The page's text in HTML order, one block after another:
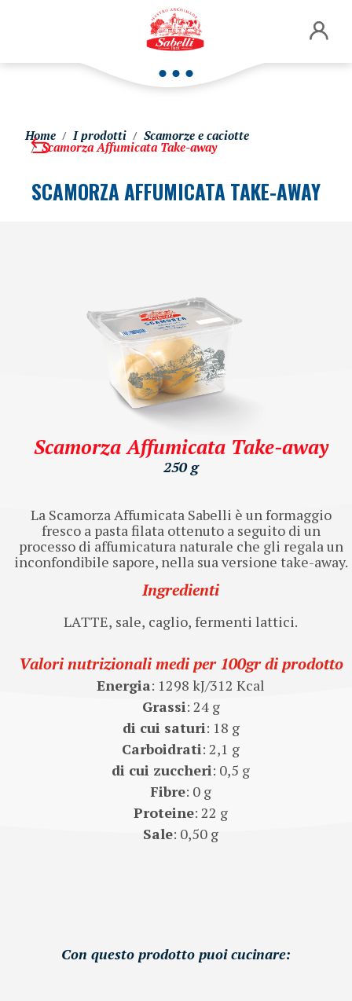
Home I prodotti Scamorze e caciotte
Scamorza Affumicata Take-away
SCAMORZA AFFUMICATA TAKE-AWAY
Scamorza Affumicata Take-away
250 g
La Scamorza Affumicata Sabelli è un formaggio
fresco a pasta filata ottenuto a seguito di un
processo di affumicatura naturale che gli regala un
inconfondibile sapore, nella sua versione take-away.
Ingredienti
LATTE, sale, caglio, fermenti lattici.
Valori nutrizionali medi per 100gr di prodotto
Energia: 1298 kJ/312 Kcal
Grassi: 24 g
di cui saturi: 18 g
Carboidrati: 2,1 g
di cui zuccheri: 0,5 g
Fibre: 0 g
Proteine: 22 g
Sale: 0,50 g
Con questo prodotto puoi cucinare: